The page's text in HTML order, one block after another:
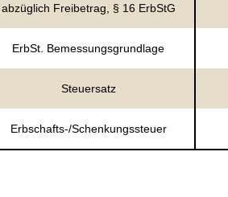
abzüglich Freibetrag, § 16 ErbStG
ErbSt. Bemessungsgrundlage
Steuersatz
Erbschafts-/Schenkungssteuer